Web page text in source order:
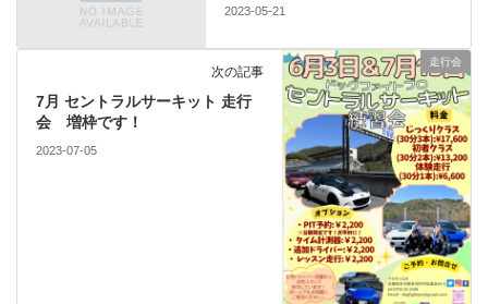
2023-05-21
走行会
次の記事
7月 セントラルサーキット 走行
会 増枠です！
2023-07-05